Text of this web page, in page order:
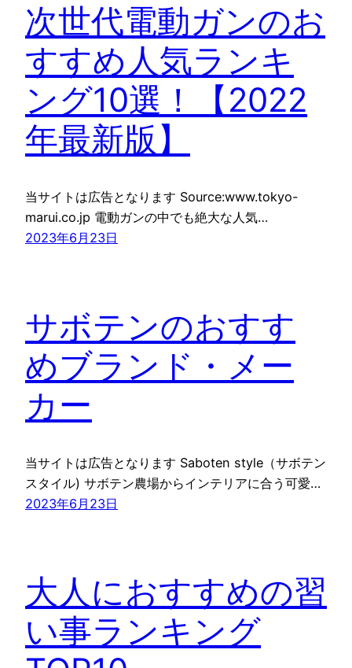
次世代電動ガンのお
すすめ人気ランキ
ング10選！【2022
年最新版】
当サイトは広告となります Source:www.tokyo-
marui.co.jp 電動ガンの中でも絶大な人気…
2023年6月23日
サボテンのおすす
めブランド・メー
カー
当サイトは広告となります Saboten style（サボテン
スタイル) サボテン農場からインテリアに合う可愛…
2023年6月23日
大人におすすめの習
い事ランキング